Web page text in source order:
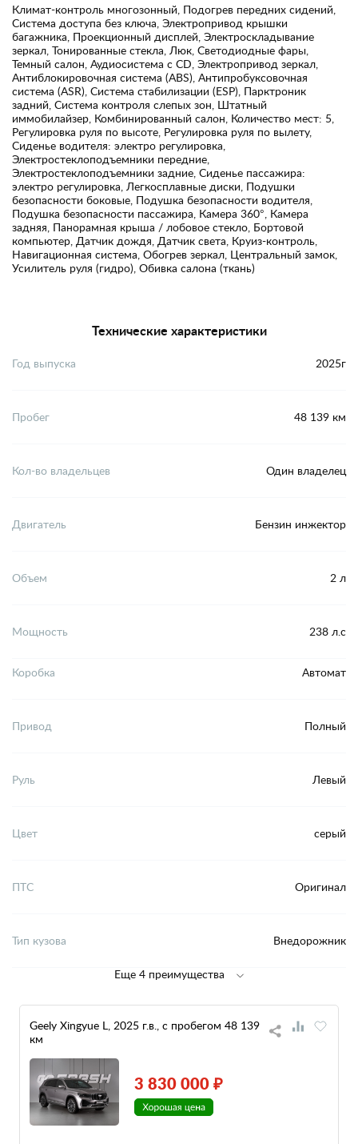
Климат-контроль многозонный, Подогрев передних сидений,
Система доступа без ключа, Электропривод крышки
багажника, Проекционный дисплей, Электроскладывание
зеркал, Тонированные стекла, Люк, Светодиодные фары,
Темный салон, Аудиосистема с CD, Электропривод зеркал,
Антиблокировочная система (ABS), Антипробуксовочная
система (ASR), Система стабилизации (ESP), Парктроник
задний, Система контроля слепых зон, Штатный
иммобилайзер, Комбинированный салон, Количество мест: 5,
Регулировка руля по высоте, Регулировка руля по вылету,
Сиденье водителя: электро регулировка,
Электростеклоподъемники передние,
Электростеклоподъемники задние, Сиденье пассажира:
электро регулировка, Легкосплавные диски, Подушки
безопасности боковые, Подушка безопасности водителя,
Подушка безопасности пассажира, Камера 360°, Камера
задняя, Панорамная крыша / лобовое стекло, Бортовой
компьютер, Датчик дождя, Датчик света, Круиз-контроль,
Навигационная система, Обогрев зеркал, Центральный замок,
Усилитель руля (гидро), Обивка салона (ткань)
Технические характеристики
Год выпуска 2025г
Пробег 48 139 км
Кол-во владельцев Один владелец
Двигатель Бензин инжектор
Объем 2 л
Мощность 238 л.с
Коробка Автомат
Привод Полный
Руль Левый
Цвет серый
ПТС Оригинал
Тип кузова Внедорожник
Еще 4 преимущества
Geely Xingyue L, 2025 г.в., с пробегом 48 139
км
3 830 000 ₽